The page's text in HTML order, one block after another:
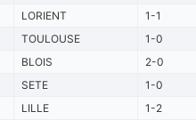
LORIENT 1-1
TOULOUSE 1-0
BLOIS 2-0
SETE 1-0
LILLE 1-2